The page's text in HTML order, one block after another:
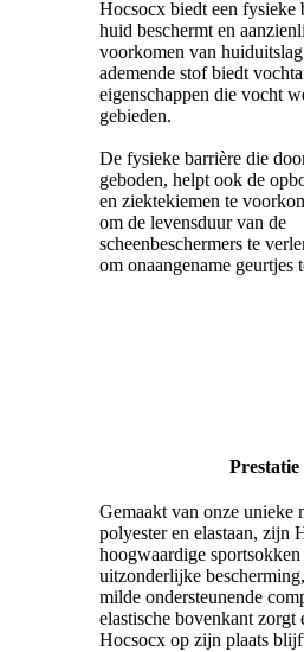
Hocsocx biedt een fysieke
huid beschermt en
voorkomen van
ademende stof biedt
eigenschappen die vocht
gebieden.
De fysieke barrière die
geboden, helpt ook de
en ziektekiemen te
om de levensduur van de
scheenbeschermers te
om onaangename geurtjes
Prestatie
Gemaakt van onze unieke
polyester en elastaan, zijn
hoogwaardige sportsokken
uitzonderlijke
milde ondersteunende
elastische bovenkant zorgt
Hocsocx op zijn plaats